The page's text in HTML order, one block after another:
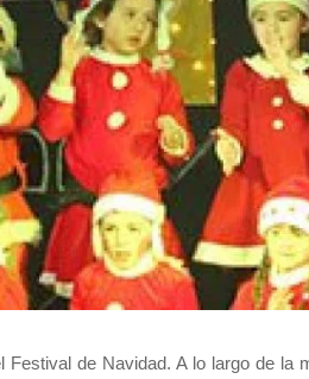
de Navidad. A lo largo de